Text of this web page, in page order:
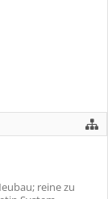
reine zu